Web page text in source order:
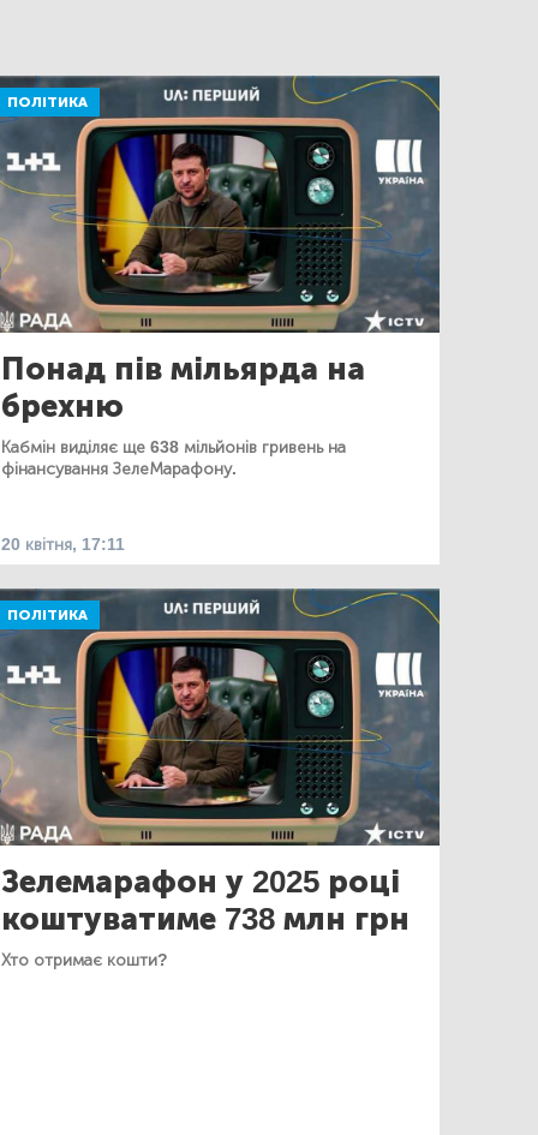
ПОЛІТИКА
Понад пів мільярда на
брехню
Кабмін виділяє ще 638 мільйонів гривень на
фінансування ЗелеМарафону.
20 квітня, 17:11
ПОЛІТИКА
Зелемарафон у 2025 році
коштуватиме 738 млн грн
Хто отримає кошти?